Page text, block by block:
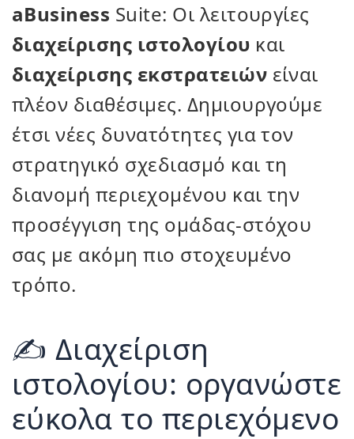
aBusiness Suite: Οι λειτουργίες
διαχείρισης ιστολογίου και
διαχείρισης εκστρατειών είναι
πλέον διαθέσιμες. Δημιουργούμε
έτσι νέες δυνατότητες για τον
στρατηγικό σχεδιασμό και τη
διανομή περιεχομένου και την
προσέγγιση της ομάδας-στόχου
σας με ακόμη πιο στοχευμένο
τρόπο.
✍️ Διαχείριση
ιστολογίου: οργανώστε
εύκολα το περιεχόμενο